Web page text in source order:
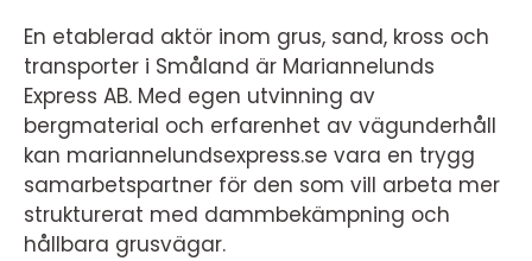
En etablerad aktör inom grus, sand, kross och
transporter i Småland är Mariannelunds
Express AB. Med egen utvinning av
bergmaterial och erfarenhet av vägunderhåll
kan mariannelundsexpress.se vara en trygg
samarbetspartner för den som vill arbeta mer
strukturerat med dammbekämpning och
hållbara grusvägar.